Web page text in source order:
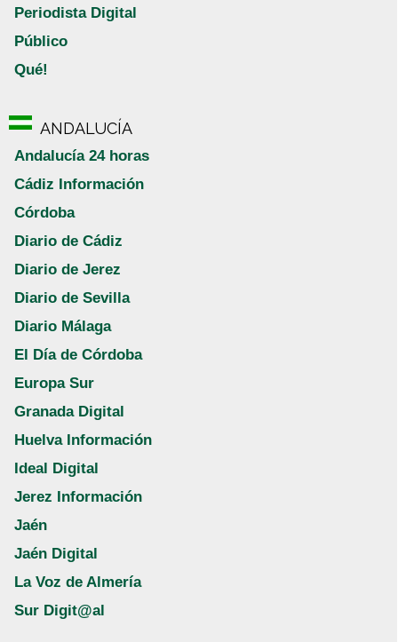
Periodista Digital
Público
Qué!
ANDALUCÍA
Andalucía 24 horas
Cádiz Información
Córdoba
Diario de Cádiz
Diario de Jerez
Diario de Sevilla
Diario Málaga
El Día de Córdoba
Europa Sur
Granada Digital
Huelva Información
Ideal Digital
Jerez Información
Jaén
Jaén Digital
La Voz de Almería
Sur Digit@al